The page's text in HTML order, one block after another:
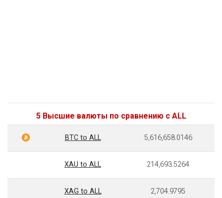
5 Высшие валюты по сравнению с ALL
BTC to ALL 5,616,658.0146
XAU to ALL 214,693.5264
XAG to ALL 2,704.9795